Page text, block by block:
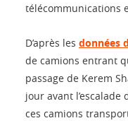
télécommunications
D’après les données
de camions entrant
passage de Kerem
jour avant
ces camions